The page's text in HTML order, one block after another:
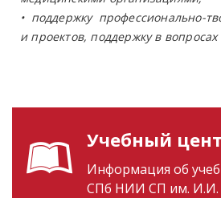
• поддержку профессионально-
и проектов, поддержку в
Учебный
Информация об
СПб НИИ СП им. И.И.